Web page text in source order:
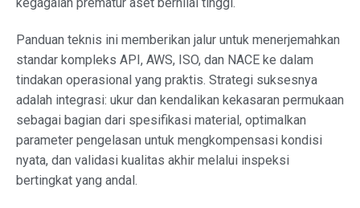
Panduan teknis ini memberikan jalur untuk menerjemahkan
standar kompleks API, AWS, ISO, dan NACE ke dalam
tindakan operasional yang praktis. Strategi suksesnya
adalah integrasi: ukur dan kendalikan kekasaran permukaan
sebagai bagian dari spesifikasi material, optimalkan
parameter pengelasan untuk mengkompensasi kondisi
nyata, dan validasi kualitas akhir melalui inspeksi
bertingkat yang andal.